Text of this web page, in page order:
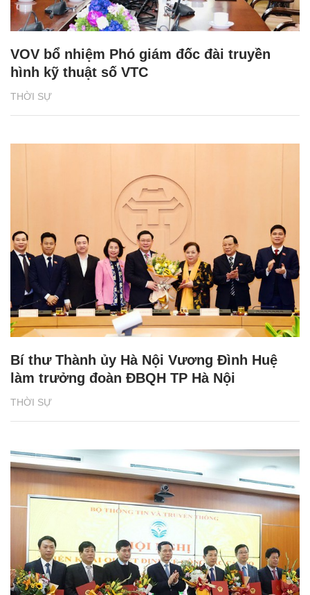
THỜI SỰ
VOV bổ nhiệm Phó giám đốc đài truyền
hình kỹ thuật số VTC
THỜI SỰ
Bí thư Thành ủy Hà Nội Vương Đình Huệ
làm trưởng đoàn ĐBQH TP Hà Nội